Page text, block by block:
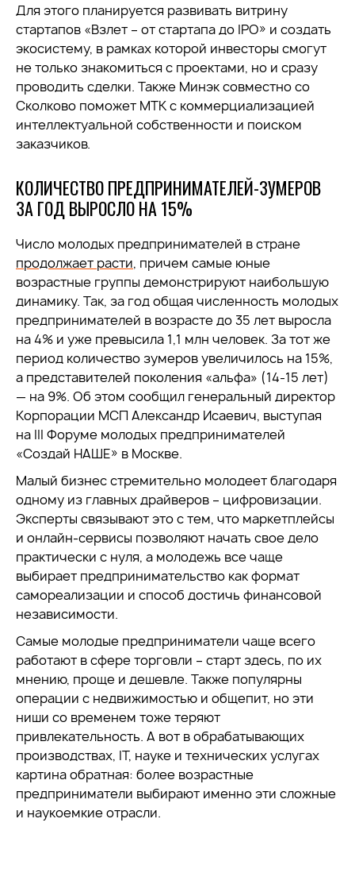
Для этого планируется развивать витрину
стартапов «Взлет – от стартапа до IPO» и создать
экосистему, в рамках которой инвесторы смогут
не только знакомиться с проектами, но и сразу
проводить сделки. Также Минэк совместно со
Сколково поможет МТК с коммерциализацией
интеллектуальной собственности и поиском
заказчиков.
КОЛИЧЕСТВО ПРЕДПРИНИМАТЕЛЕЙ-ЗУМЕРОВ
ЗА ГОД ВЫРОСЛО НА 15%
Число молодых предпринимателей в стране
продолжает расти, причем самые юные
возрастные группы демонстрируют наибольшую
динамику. Так, за год общая численность молодых
предпринимателей в возрасте до 35 лет выросла
на 4% и уже превысила 1,1 млн человек. За тот же
период количество зумеров увеличилось на 15%,
а представителей поколения «альфа» (14-15 лет)
— на 9%. Об этом сообщил генеральный директор
Корпорации МСП Александр Исаевич, выступая
на III Форуме молодых предпринимателей
«Создай НАШЕ» в Москве.
Малый бизнес стремительно молодеет благодаря
одному из главных драйверов – цифровизации.
Эксперты связывают это с тем, что маркетплейсы
и онлайн-сервисы позволяют начать свое дело
практически с нуля, а молодежь все чаще
выбирает предпринимательство как формат
самореализации и способ достичь финансовой
независимости.
Самые молодые предприниматели чаще всего
работают в сфере торговли – старт здесь, по их
мнению, проще и дешевле. Также популярны
операции с недвижимостью и общепит, но эти
ниши со временем тоже теряют
привлекательность. А вот в обрабатывающих
производствах, IT, науке и технических услугах
картина обратная: более возрастные
предприниматели выбирают именно эти сложные
и наукоемкие отрасли.